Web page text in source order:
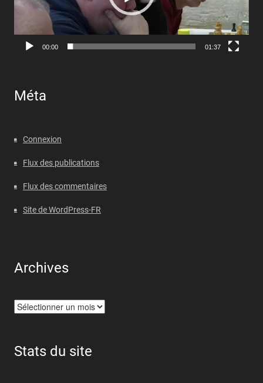
00:00 01:37
Méta
Connexion
Flux des publications
Flux des commentaires
Site de WordPress-FR
Archives
Archives
Stats du site